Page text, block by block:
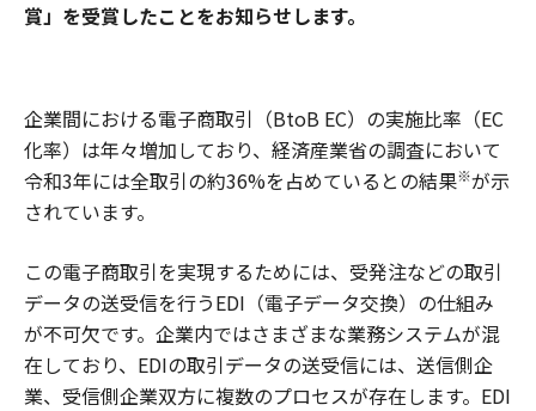
賞」を受賞したことをお知らせします。
企業間における電子商取引（BtoB EC）の実施比率（EC
化率）は年々増加しており、経済産業省の調査において
令和3年には全取引の約36%を占めているとの結果※が示
されています。
この電子商取引を実現するためには、受発注などの取引
データの送受信を行うEDI（電子データ交換）の仕組み
が不可欠です。企業内ではさまざまな業務システムが混
在しており、EDIの取引データの送受信には、送信側企
業、受信側企業双方に複数のプロセスが存在します。EDI